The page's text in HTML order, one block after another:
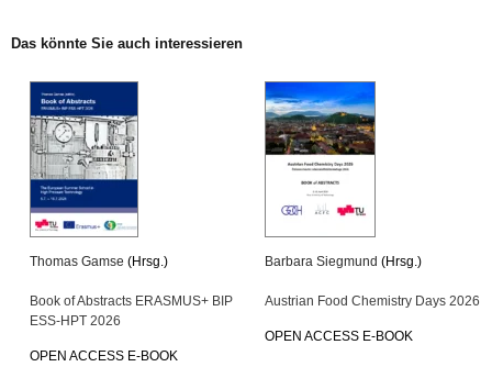
Das könn­te Sie auch in­ter­es­sie­ren
Tho­mas Gamse (Hrsg.)
Book of Ab­stracts ERAS­MUS+ BIP
ESS-HPT 2026
OPEN AC­CESS E-BOOK
Bar­ba­ra Sieg­mund (Hrsg.)
Aus­tri­an Food Che­mis­try Days 2026
OPEN AC­CESS E-BOOK